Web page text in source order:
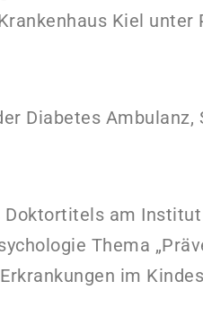
Kiel unter
Diabetes Ambulanz,
Doktortitels am
Thema
im